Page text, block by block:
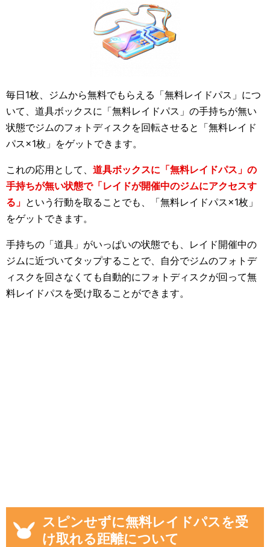
毎日1枚、ジムから無料でもらえる「無料レイドパス」につ
いて、道具ボックスに「無料レイドパス」の手持ちが無い
状態でジムのフォトディスクを回転させると「無料レイド
パス×1枚」をゲットできます。
これの応用として、 道具ボックスに「無料レイドパス」の
手持ちが無い状態で「レイドが開催中のジムにアクセスす
る」 という行動を取ることでも、「無料レイドパス×1枚」
をゲットできます。
手持ちの「道具」がいっぱいの状態でも、レイド開催中の
ジムに近づいてタップすることで、自分でジムのフォトデ
ィスクを回さなくても自動的にフォトディスクが回って無
料レイドパスを受け取ることができます。
スピンせずに無料レイドパスを受
け取れる距離について